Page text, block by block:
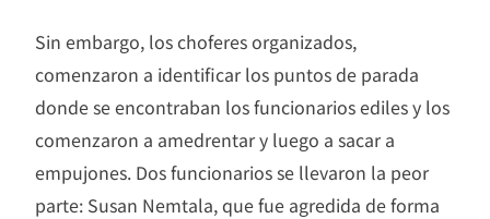
Sin embargo, los choferes organizados,
comenzaron a identificar los puntos de parada
donde se encontraban los funcionarios ediles y los
comenzaron a amedrentar y luego a sacar a
empujones. Dos funcionarios se llevaron la peor
parte: Susan Nemtala, que fue agredida de forma